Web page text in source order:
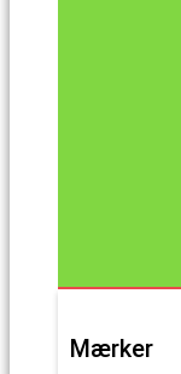
Mærker